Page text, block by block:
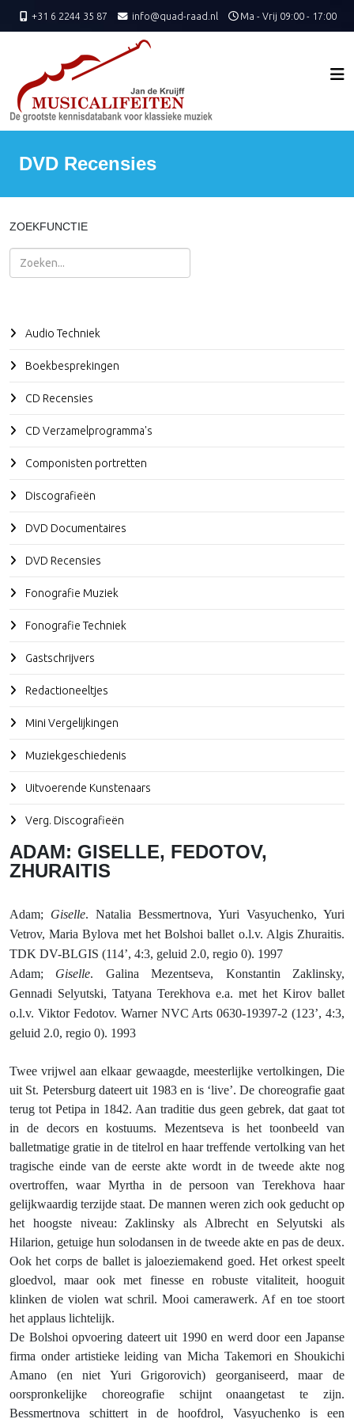
+31 6 2244 35 87 info@quad-raad.nl Ma - Vrij 09:00 - 17:00
DVD Recensies
ZOEKFUNCTIE
Zoeken
Audio Techniek
Boekbesprekingen
CD Recensies
CD Verzamelprogramma's
Componisten portretten
Discografieën
DVD Documentaires
DVD Recensies
Fonografie Muziek
Fonografie Techniek
Gastschrijvers
Redactioneeltjes
Mini Vergelijkingen
Muziekgeschiedenis
Uitvoerende Kunstenaars
Verg. Discografieën
ADAM: GISELLE, FEDOTOV,
ZHURAITIS
Adam; Giselle. Natalia Bessmertnova, Yuri Vasyuchenko, Yuri
Vetrov, Maria Bylova met het Bolshoi ballet o.l.v. Algis Zhuraitis.
TDK DV-BLGIS (114’, 4:3, geluid 2.0, regio 0). 1997
Adam; Giselle. Galina Mezentseva, Konstantin Zaklinsky,
Gennadi Selyutski, Tatyana Terekhova e.a. met het Kirov ballet
o.l.v. Viktor Fedotov. Warner NVC Arts 0630-19397-2 (123’, 4:3,
geluid 2.0, regio 0). 1993
Twee vrijwel aan elkaar gewaagde, meesterlijke vertolkingen, Die
uit St. Petersburg dateert uit 1983 en is ‘live’. De choreografie gaat
terug tot Petipa in 1842. Aan traditie dus geen gebrek, dat gaat tot
in de decors en kostuums. Mezentseva is het toonbeeld van
balletmatige gratie in de titelrol en haar treffende vertolking van het
tragische einde van de eerste akte wordt in de tweede akte nog
overtroffen, waar Myrtha in de persoon van Terekhova haar
gelijkwaardig terzijde staat. De mannen weren zich ook geducht op
het hoogste niveau: Zaklinsky als Albrecht en Selyutski als
Hilarion, getuige hun solodansen in de tweede akte en pas de deux.
Ook het corps de ballet is jaloeziemakend goed. Het orkest speelt
gloedvol, maar ook met finesse en robuste vitaliteit, hooguit
klinken de violen wat schril. Mooi camerawerk. Af en toe stoort
het applaus lichtelijk.
De Bolshoi opvoering dateert uit 1990 en werd door een Japanse
firma onder artistieke leiding van Micha Takemori en Shoukichi
Amano (en niet Yuri Grigorovich) georganiseerd, maar de
oorspronkelijke choreografie schijnt onaangetast te zijn.
Bessmertnova schittert in de hoofdrol, Vasyuchenko is een